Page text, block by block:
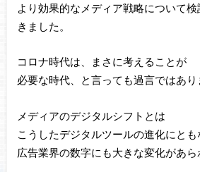
より効果的なメディア戦略について
きました。
コロナ時代は、まさに考えることが
必要な時代、と言っても過言ではあり
メディアのデジタルシフトとは
こうしたデジタルツールの進化にとも
広告業界の数字にも大きな変化があら